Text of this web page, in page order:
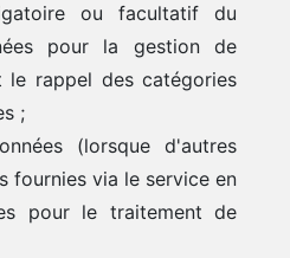
ou facultatif du
pour la gestion de
le rappel des catégories
;
(lorsque d'autres
fournies via le service en
pour le traitement de